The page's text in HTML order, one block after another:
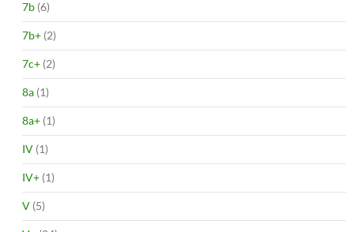
7b (6)
7b+ (2)
7c+ (2)
8a (1)
8a+ (1)
IV (1)
IV+ (1)
V (5)